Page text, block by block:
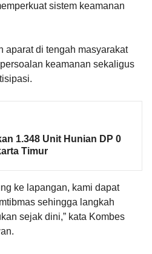
sistem keamanan
aparat di tengah masyarakat
keamanan sekaligus
1.348 Unit Hunian DP 0
Timur
ke lapangan, kami dapat
sehingga langkah
sejak dini,” kata Kombes